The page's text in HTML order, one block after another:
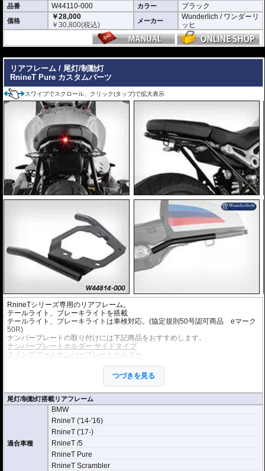
品番
W44110-000 カラー ブラック
価格
￥28,000
￥30,800(税込) メーカー
Wunderlich / ワンダーリ
ッヒ
リアフレーム / 尾灯/制動灯
RnineT Pure カスタムパーツ
スワイプでスクロール、クリック(タップ)で拡大表示
RnineTシリーズ専用のリアフレーム。
テールライト、ブレーキライトを搭載
テールライト、ブレーキライトは車検対応。(協定規則50号認可商品 eマーク
50R)
ナンバープレートの取り付けには下記商品をおすすめします。
ナンバープレートホルダー サイドタイプ
スイングアームナンバープレートホルダー
※オプションにヘアライン処理を施したアルミリアフェンダーをラインナッ
つづきを見る
尾灯/制動灯搭載リアフレーム
適合車種
BMW
RnineT ('14-'16)
RnineT ('17-)
RnineT /5
RnineT Pure
RnineT Scrambler